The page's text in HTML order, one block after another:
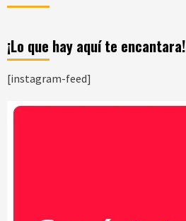
¡Lo que hay aquí te encantara!
[instagram-feed]